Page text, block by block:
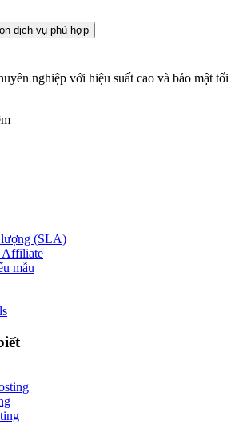
dịch vụ phù hợp
nghiệp với hiệu suất cao và bảo mật tối
lượng (SLA)
Affiliate
mẫu